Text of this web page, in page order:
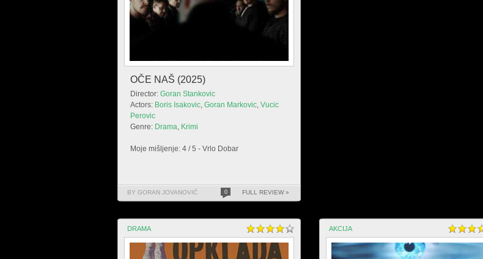
OČE NAŠ (2025)
Director: Goran Stankovic
Actors: Boris Isakovic, Goran Markovic, Vucic
Perovic
Genre: Drama, Krimi
Moje mišljenje: 4 / 5 - Vrlo Dobar
BY GORAN JOVANOVIĆ 0 FULL REVIEW »
DRAMA AKCIJA